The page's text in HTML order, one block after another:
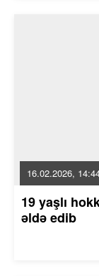
16.02.2026,
19 yaşlı
əldə edib